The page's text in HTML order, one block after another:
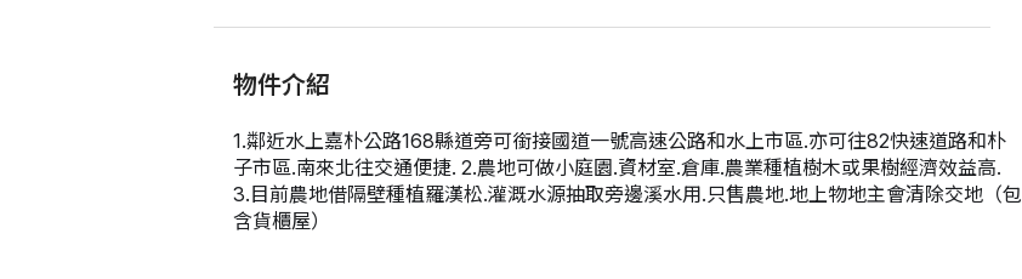
物件介紹
1.鄰近水上嘉朴公路168縣道旁可銜接國道一號高速公路和水上市區.亦可往82快速道路和朴
子市區.南來北往交通便捷. 2.農地可做小庭園.資材室.倉庫.農業種植樹木或果樹經濟效益高.
3.目前農地借隔壁種植羅漢松.灌溉水源抽取旁邊溪水用.只售農地.地上物地主會清除交地（包
含貨櫃屋）